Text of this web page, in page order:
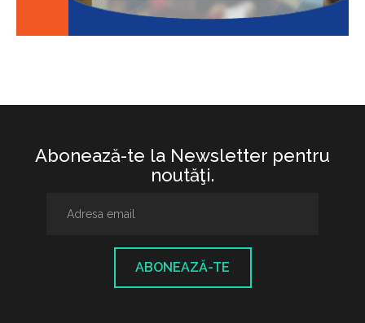
Abonează-te la Newsletter pentru
noutăţi.
ABONEAZĂ-TE